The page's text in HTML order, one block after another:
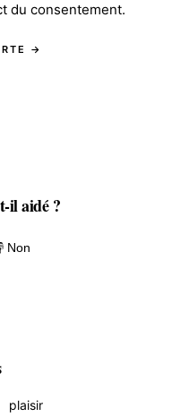
du consentement.
→
il aidé ?
Non
plaisir